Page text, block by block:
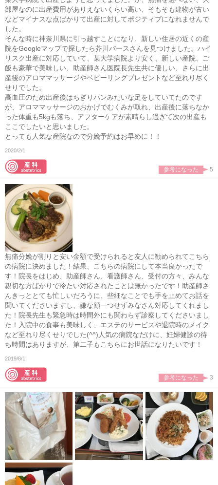
部屋なのに出産費用がありえないくらい高い、そもそも建物が古い
などマイナスな点ばかりて出産に対してポジティブになれませんで
した。
そんな時に神奈川県に引っ越すことになり、新しい住居の近くの産
院をGoogleマップで探したら芥川バースさんを見つけました。ハイ
リスク出産に対応していて、某大学病院より安く、新しい産院、ご
飯も豪華で美味しい、助産師さん医院長先生共に優しい、さらに出
産後のアロママッサージやベビーリングプレゼントなど至れり尽く
せりでした。
高血圧のため出産後はちぎりパンみたいな足をしていてたのです
が、アロママッサージのおかげでむくみが取れ、出産後に落ちなか
った体重も5kgも落ち、アフターケアが素晴らし過ぎて次の出産も
ここでしたいと思いました。
とっても人気な産院なので分娩予約はお早めに！！
2020/2/1
参考になった 5
無痛分娩が割りと安い金額で受けられると友人に勧められてこちら
の病院に決めました！結果、こちらの病院にして本当良かったで
す！院長をはじめ、助産師さん、看護師さん、受付の方々、みんな
親切な方ばかりで冷たい対応されたことは無かったです！助産師さ
んきっととても忙しいだろうに、些細なことでも手を止めてお話を
聞いてくださいますし、嫌な顔一つせずみなさん対応してくれまし
た！院長先生も緊急時は時間外にも関わらず診察してくださいまし
た！入院中の食事も美味しく、エステのサービスや退院時のメイク
など至れり尽くせりでした(^^)人気の病院なだけに、妊婦健診の待
ち時間はありますが、第二子もこちらにお世話になりたいです！
2019/8/1
参考になった 3